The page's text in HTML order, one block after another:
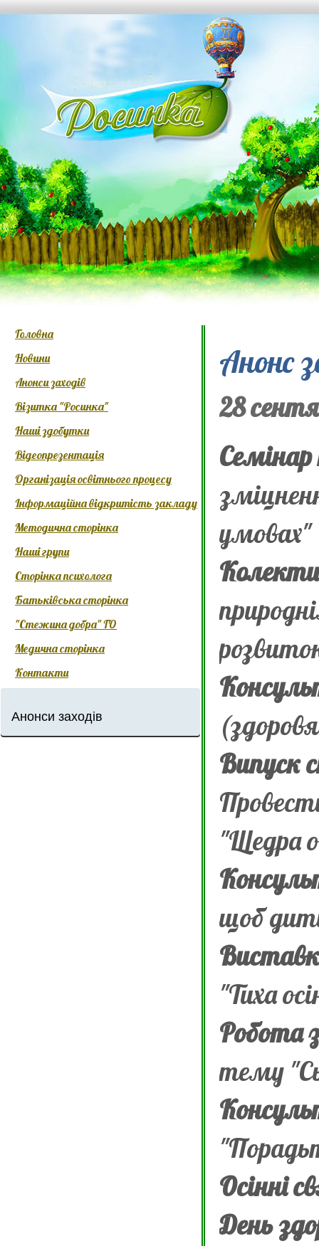
Головна
Новини
Анонси заходів
Візитка "Росинка"
Наші здобутки
Відеопрезентація
Організація освітнього процесу
Інформаційна відкритість закладу
Методична сторінка
Наші групи
Сторінка психолога
Батьківська сторінка
"Стежина добра" ГО
Медична сторінка
Контакти
Анонси заходів
Анонс
28
Семінар
умовах"
Випуск
"Щедра
щоб
"Тиха
Робота
тему
Осінні
День